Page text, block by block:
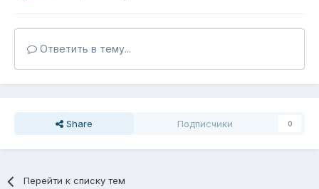
Ответить в тему...
Share Подписчики 0
Перейти к списку тем